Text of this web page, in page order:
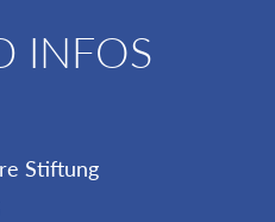
INFOS
Stiftung